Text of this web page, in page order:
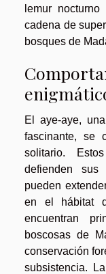
lemur
cadena de
bosques de
El aye-aye,
fascinante, se
solitario.
defienden
pueden
en el hábitat
encuentran
boscosas de
conservación
subsistencia.